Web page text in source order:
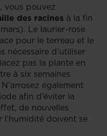
vous pouvez
des racines à la fin
Le laurier-rose
pour le terreau et le
nécessaire d’utiliser
pas la plante en
à six semaines
également
afin d’éviter la
de nouvelles
doivent se